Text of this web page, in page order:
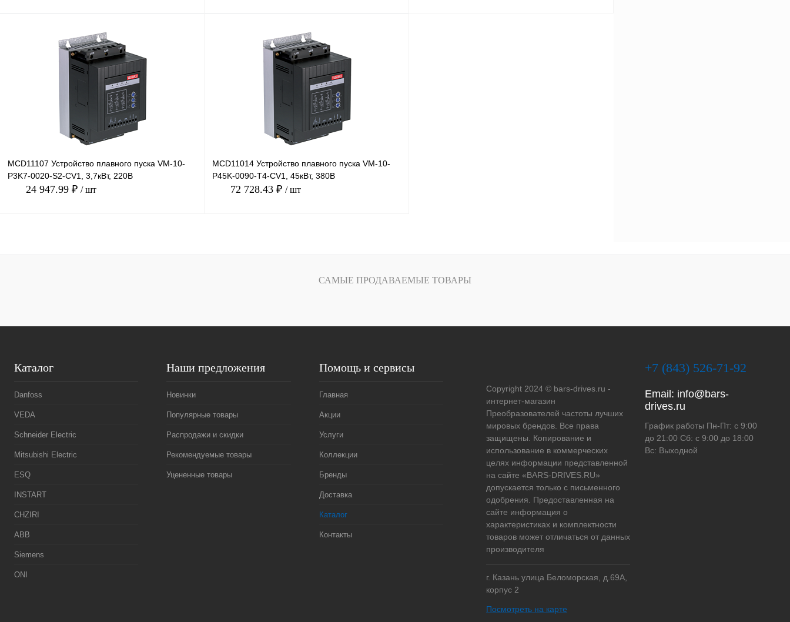
Сравнение
Под заказ
Сравнение
Под заказ
MCD11107 Устройство плавного пуска VM-10-
P3K7-0020-S2-CV1, 3,7кВт, 220В
24 947.99 ₽ / шт
MCD11014 Устройство плавного пуска VM-10-
P45K-0090-T4-CV1, 45кВт, 380В
72 728.43 ₽ / шт
САМЫЕ ПРОДАВАЕМЫЕ ТОВАРЫ
Каталог
Danfoss
VEDA
Schneider Electric
Mitsubishi Electric
ESQ
INSTART
CHZIRI
ABB
Siemens
ONI
Наши предложения
Новинки
Популярные товары
Распродажи и скидки
Рекомендуемые товары
Уцененные товары
Помощь и сервисы
Главная
Акции
Услуги
Коллекции
Бренды
Доставка
Каталог
Контакты
Copyright 2024 © bars-drives.ru -
интернет-магазин
Преобразователей частоты лучших
мировых брендов. Все права
защищены. Копирование и
использование в коммерческих
целях информации представленной
на сайте «BARS-DRIVES.RU»
допускается только с письменного
одобрения. Предоставленная на
сайте информация о
характеристиках и комплектности
товаров может отличаться от данных
производителя
г. Казань улица Беломорская, д.69А,
корпус 2
Посмотреть на карте
+7 (843) 526-71-92
Email: info@bars-
drives.ru
График работы Пн-Пт: с 9:00
до 21:00 Сб: с 9:00 до 18:00
Вс: Выходной